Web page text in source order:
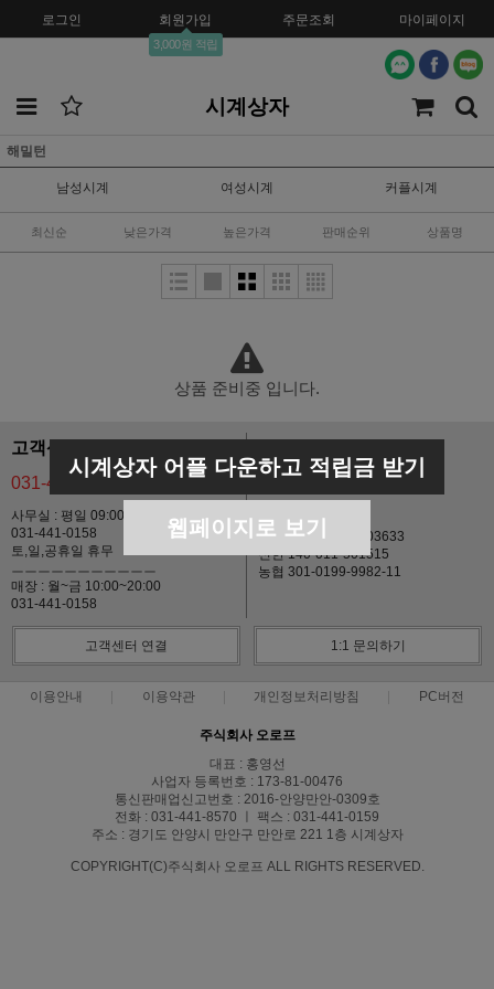
로그인 회원가입
3,000원 적립
주문조회 마이페이지
시계상자
해밀턴
남성시계 여성시계 커플시계
최신순 낮은가격 높은가격 판매순위 상품명
상품 준비중 입니다.
고객센터
031-441-8570
사무실 : 평일 09:00~18:00
031-441-0158
토,일,공휴일 휴무
ㅡㅡㅡㅡㅡㅡㅡㅡㅡㅡㅡ
매장 : 월~금 10:00~20:00
031-441-0158
(주)오로프
국민 620637-01-003633
신한 140-011-501515
농협 301-0199-9982-11
고객센터 연결 1:1 문의하기
이용안내 이용약관 개인정보처리방침 PC버전
주식회사 오로프
대표 : 홍영선
사업자 등록번호 : 173-81-00476
통신판매업신고번호 : 2016-안양만안-0309호
전화 : 031-441-8570 ㅣ 팩스 : 031-441-0159
주소 : 경기도 안양시 만안구 만안로 221 1층 시계상자
COPYRIGHT(C)주식회사 오로프 ALL RIGHTS RESERVED.
시계상자 어플 다운하고 적립금 받기
웹페이지로 보기